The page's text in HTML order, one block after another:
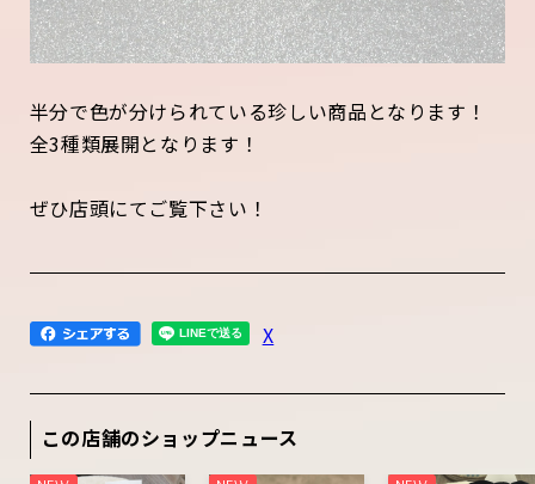
半分で色が分けられている珍しい商品となります！
全3種類展開となります！
ぜひ店頭にてご覧下さい！
X
この店舗のショップニュース